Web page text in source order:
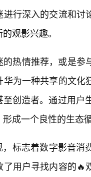
行深入的交流和
观影兴趣。
的热情推荐，或是参
华为一种共享的文
创造者。通过用户
成一个良性的生态
，标志着数字影音
了用户寻找内容的